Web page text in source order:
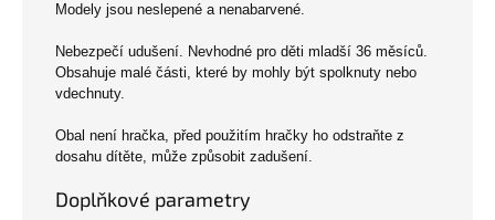
Modely jsou neslepené a nenabarvené.
Nebezpečí udušení. Nevhodné pro děti mladší 36 měsíců.
Obsahuje malé části, které by mohly být spolknuty nebo
vdechnuty.
Obal není hračka, před použitím hračky ho odstraňte z
dosahu dítěte, může způsobit zadušení.
Doplňkové parametry